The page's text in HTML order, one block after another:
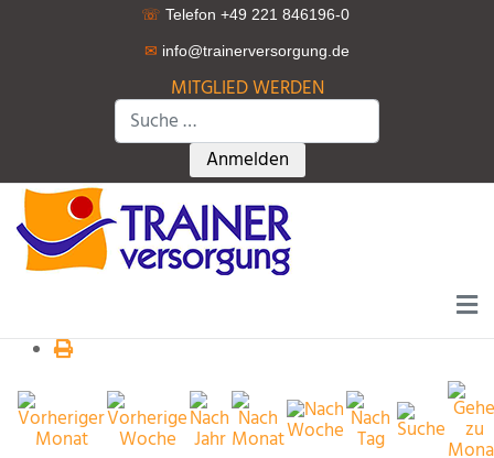
☏ Telefon +49 221 846196-0
✉ info@trainerversorgung.de
MITGLIED WERDEN
Suchen
Type 2 or more characters for
Anmelden